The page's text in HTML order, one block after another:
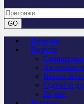
Почетна
Вијести
Саопштења
Активности
Важне
Одбор за
Најаве